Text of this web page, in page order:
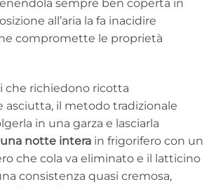
sempre ben coperta in
all’aria la fa inacidire
compromette le proprietà
che richiedono ricotta
asciutta, il metodo tradizionale
in una garza e lasciarla
notte intera in frigorifero con un
che cola va eliminato e il latticino
consistenza quasi cremosa,